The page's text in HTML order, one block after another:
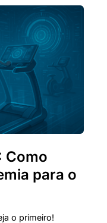
Como
para o
o primeiro!